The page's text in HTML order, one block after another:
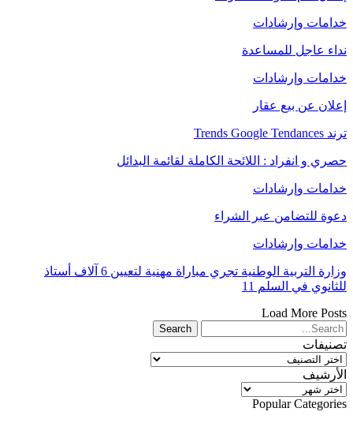
خدامات وإرشادات
نداء عاجل للمساعدة
خدامات وإرشادات
إعلان عن بيع عقار
ترند Trends Google Tendances
حصري و انفراد : اللائحة الكاملة لقائمة البدائل
خدامات وإرشادات
دعوة للتضامن عبر الشراء
خدامات وإرشادات
وزارة التربية الوطنية تجري مباراة مهنية لتعيين 6 آلاف أستاذ
للثانوي في السلم 11
Load More Posts
تصنيفات
تصنيفات
الأرشيف
الأرشيف
Popular Categories